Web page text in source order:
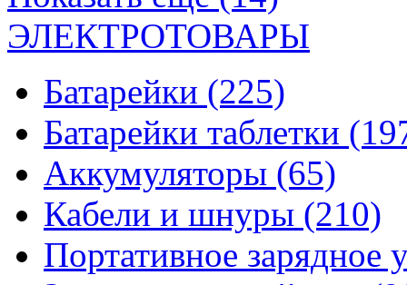
ЭЛЕКТРОТОВАРЫ
Батарейки (225)
Батарейки таблетки
Аккумуляторы (65)
Кабели и шнуры (210)
Портативное зарядное